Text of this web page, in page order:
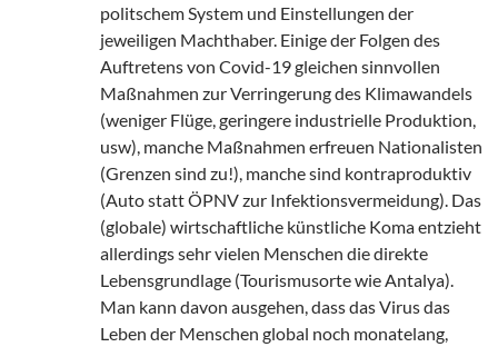
politschem System und Einstellungen der
jeweiligen Machthaber. Einige der Folgen des
Auftretens von Covid-19 gleichen sinnvollen
Maßnahmen zur Verringerung des Klimawandels
(weniger Flüge, geringere industrielle Produktion,
usw), manche Maßnahmen erfreuen Nationalisten
(Grenzen sind zu!), manche sind kontraproduktiv
(Auto statt ÖPNV zur Infektionsvermeidung). Das
(globale) wirtschaftliche künstliche Koma entzieht
allerdings sehr vielen Menschen die direkte
Lebensgrundlage (Tourismusorte wie Antalya).
Man kann davon ausgehen, dass das Virus das
Leben der Menschen global noch monatelang,